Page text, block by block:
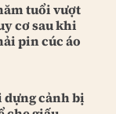
tuổi vượt
cơ sau khi
pin cúc áo
dựng cảnh bị